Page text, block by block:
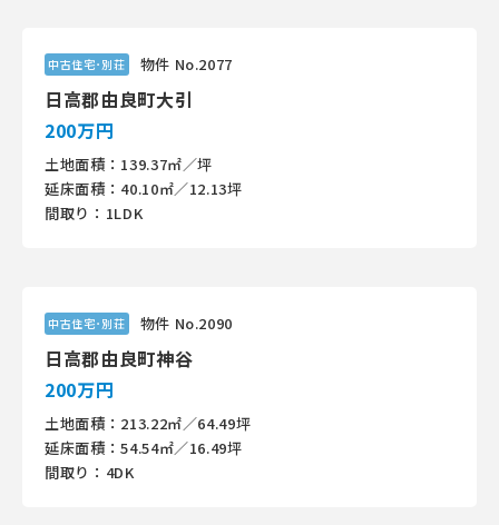
中古住宅･別荘 物件 No.2077
日高郡由良町大引
200万円
土地面積：139.37㎡／坪
延床面積：40.10㎡／12.13坪
間取り：1LDK
中古住宅･別荘 物件 No.2090
日高郡由良町神谷
200万円
土地面積：213.22㎡／64.49坪
延床面積：54.54㎡／16.49坪
間取り：4DK